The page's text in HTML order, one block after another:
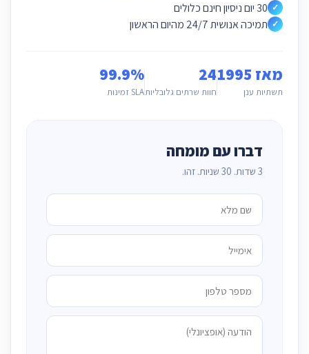
✓ 30 יום ניסיון חינם כלולים
✓ תמיכה אנושית 24/7 מהיום הראשון
מאז 1995
תשתיות ענן
24
חוות שרתים גלובליות
99.9%
SLA זמינות
דברו עם מומחה
3 שדות. 30 שניות. זהו.